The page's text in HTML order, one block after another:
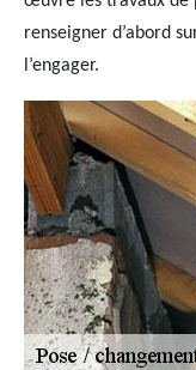
renseigner d’abord
l’engager.